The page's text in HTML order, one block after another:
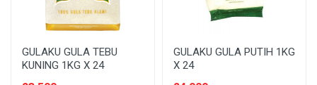
GULAKU GULA TEBU
KUNING 1KG X 24
GULAKU GULA PUTIH 1KG
X 24